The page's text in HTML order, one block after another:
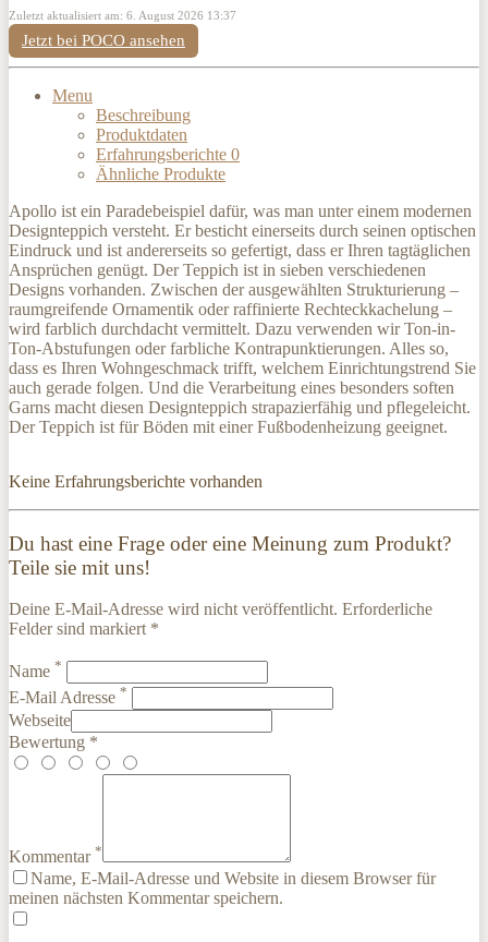
Zuletzt aktualisiert am: 6. August 2026 13:37
Jetzt bei POCO ansehen
Menu
Beschreibung
Produktdaten
Erfahrungsberichte 0
Ähnliche Produkte
Apollo ist ein Paradebeispiel dafür, was man unter einem modernen
Designteppich versteht. Er besticht einerseits durch seinen optischen
Eindruck und ist andererseits so gefertigt, dass er Ihren tagtäglichen
Ansprüchen genügt. Der Teppich ist in sieben verschiedenen
Designs vorhanden. Zwischen der ausgewählten Strukturierung –
raumgreifende Ornamentik oder raffinierte Rechteckkachelung –
wird farblich durchdacht vermittelt. Dazu verwenden wir Ton-in-
Ton-Abstufungen oder farbliche Kontrapunktierungen. Alles so,
dass es Ihren Wohngeschmack trifft, welchem Einrichtungstrend Sie
auch gerade folgen. Und die Verarbeitung eines besonders soften
Garns macht diesen Designteppich strapazierfähig und pflegeleicht.
Der Teppich ist für Böden mit einer Fußbodenheizung geeignet.
Keine Erfahrungsberichte vorhanden
Du hast eine Frage oder eine Meinung zum Produkt?
Teile sie mit uns!
Deine E-Mail-Adresse wird nicht veröffentlicht. Erforderliche
Felder sind markiert *
Name *
E-Mail Adresse *
Webseite
Bewertung *
Kommentar *
Name, E-Mail-Adresse und Website in diesem Browser für
meinen nächsten Kommentar speichern.